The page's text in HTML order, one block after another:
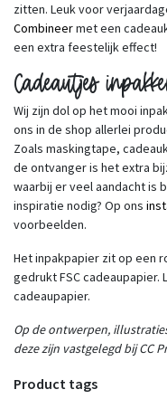
zitten. Leuk voor
Combineermet een
een extra feestelijk effect!
Cadeautjes
Wij zijn dol op het mooi
ons in de shop allerlei
Zoals maskingtape,
de ontvanger is het extra
waarbij er veel aandacht is
inspiratie nodig? Op ons
voorbeelden.
Het inpakpapier zit op een
gedrukt FSC
cadeaupapier.
Op de ontwerpen,
deze zijn vastgelegd bij CC
Product tags